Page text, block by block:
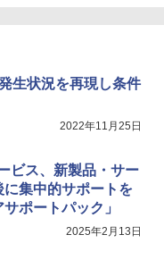
生状況を再現し条件
2022年11月25日
ビス、新製品・サー
に集中的サポートを
ポートパック」
2025年2月13日